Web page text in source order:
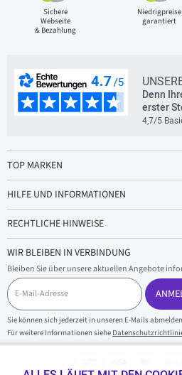
Sichere
Webseite
& Bezahlung
Niedrigpreise
garantiert
Denn
erster
4,7/5
TOP MARKEN
HILFE UND INFORMATIONEN
RECHTLICHE HINWEISE
WIR BLEIBEN IN VERBINDUNG
Bleiben Sie über unsere aktuellen Angebote
E
-
M
a
i
l
Sie können sich jederzeit in unseren E-Mails
Für weitere Informationen siehe